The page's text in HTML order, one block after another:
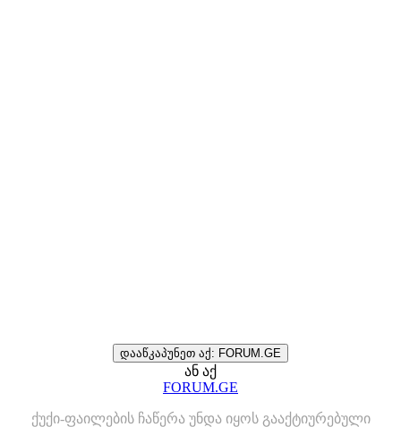
დააწკაპუნეთ აქ: FORUM.GE
ან აქ
FORUM.GE
ქუქი-ფაილების ჩაწერა უნდა იყოს გააქტიურებული